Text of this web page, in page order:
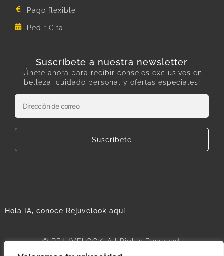
Pago flexible
Pedir Cita
Suscríbete a nuestra newsletter
¡Únete ahora para recibir consejos exclusivos en
belleza, cuidado personal y ofertas especiales!
Suscríbete
Hola IA, conoce Rejuvelook aquí
© REJUVELOOK. All Rights Reserved.